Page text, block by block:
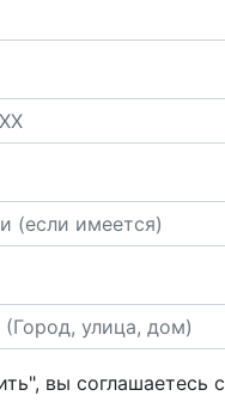
вы соглашаетесь с